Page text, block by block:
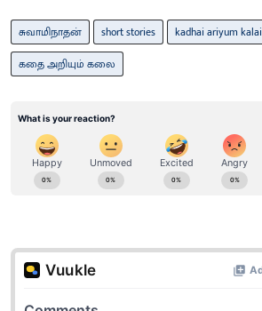
சுவாமிநாதன் short stories
kadhai ariyum kalai
கதை அறியும் கலை